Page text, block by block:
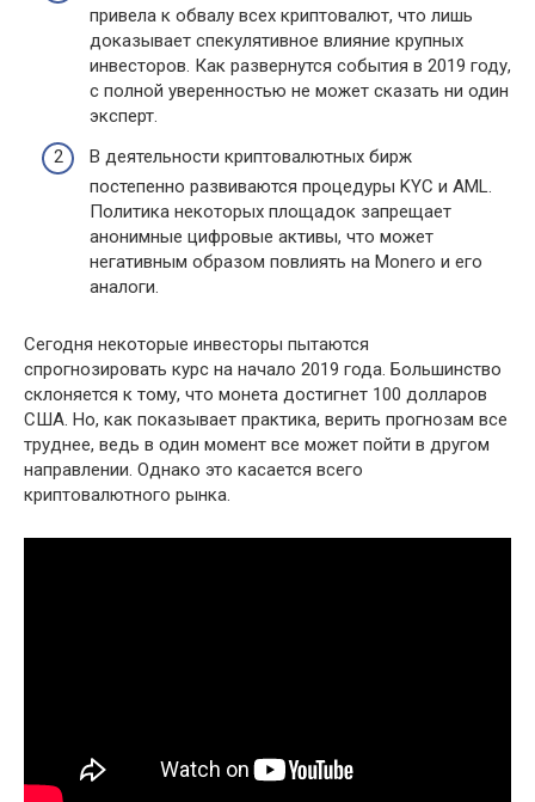
привела к обвалу всех криптовалют, что лишь
доказывает спекулятивное влияние крупных
инвесторов. Как развернутся события в 2019 году,
с полной уверенностью не может сказать ни один
эксперт.
В деятельности криптовалютных бирж
постепенно развиваются процедуры KYC и AML.
Политика некоторых площадок запрещает
анонимные цифровые активы, что может
негативным образом повлиять на Monero и его
аналоги.
Сегодня некоторые инвесторы пытаются
спрогнозировать курс на начало 2019 года. Большинство
склоняется к тому, что монета достигнет 100 долларов
США. Но, как показывает практика, верить прогнозам все
труднее, ведь в один момент все может пойти в другом
направлении. Однако это касается всего
криптовалютного рынка.